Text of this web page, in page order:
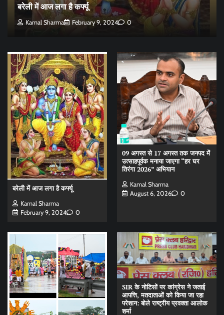
बरेली में आज लगा है कर्फ्यू
Kamal Sharma February 9, 2024 0
बरेली में आज लगा है कर्फ्यू
Kamal Sharma
February 9, 2024
0
09 अगस्त से 17 अगस्त तक जनपद में
उत्साहपूर्वक मनाया जाएगा “हर घर
तिरंगा 2026” अभियान
Kamal Sharma
August 6, 2026
0
SIR के नोटिसों पर कांग्रेस ने जताई
आपत्ति, मतदाताओं को किया जा रहा
परेशान: बोले राष्ट्रीय प्रवक्ता आलोक
शर्मा